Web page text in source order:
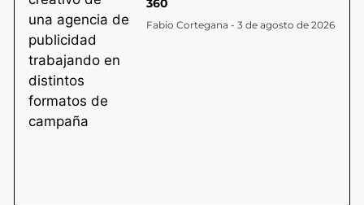
360
Fabio Cortegana 3 de agosto de 2026